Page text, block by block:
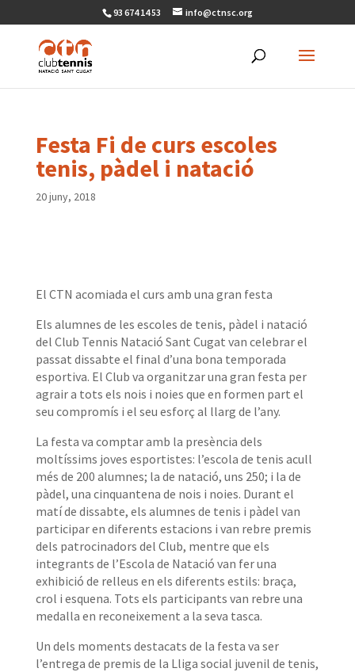
93 674 14 53 info@ctnsc.org
Festa Fi de curs escoles
tenis, pàdel i natació
20 juny, 2018
El CTN acomiada el curs amb una gran festa
Els alumnes de les escoles de tenis, pàdel i natació
del Club Tennis Natació Sant Cugat van celebrar el
passat dissabte el final d’una bona temporada
esportiva. El Club va organitzar una gran festa per
agrair a tots els nois i noies que en formen part el
seu compromís i el seu esforç al llarg de l’any.
La festa va comptar amb la presència dels
moltíssims joves esportistes: l’escola de tenis acull
més de 200 alumnes; la de natació, uns 250; i la de
pàdel, una cinquantena de nois i noies. Durant el
matí de dissabte, els alumnes de tenis i pàdel van
participar en diferents estacions i van rebre premis
dels patrocinadors del Club, mentre que els
integrants de l’Escola de Natació van fer una
exhibició de relleus en els diferents estils: braça,
crol i esquena. Tots els participants van rebre una
medalla en reconeixement a la seva tasca.
Un dels moments destacats de la festa va ser
l’entrega de premis de la Lliga social juvenil de tenis,